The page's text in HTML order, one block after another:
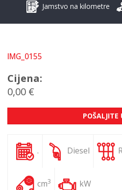
Jamstvo na kilometre
IMG_0155
Cijena:
0,00 €
POŠALJITE
. Diesel
cm3 kW